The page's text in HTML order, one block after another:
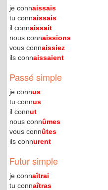
je connaissais
tu connaissais
il connaissait
nous connaissions
vous connaissiez
ils connaissaient
Passé simple
je connus
tu connus
il connut
nous connûmes
vous connûtes
ils connurent
Futur simple
je connaîtrai
tu connaîtras